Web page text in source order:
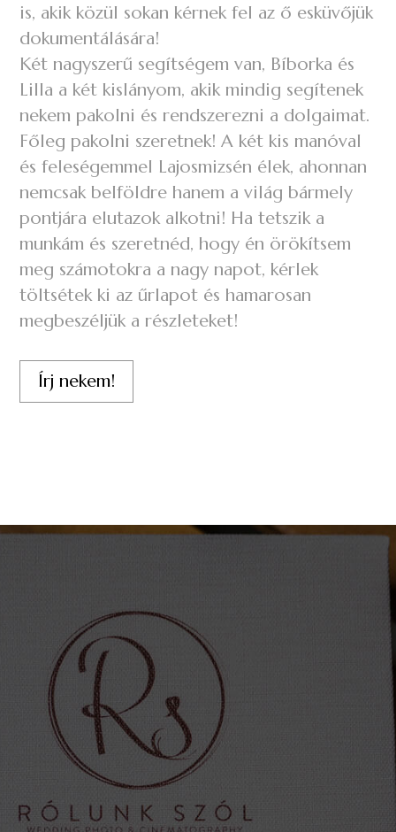
is, akik közül sokan kérnek fel az ő esküvőjük
dokumentálására!
Két nagyszerű segítségem van, Bíborka és
Lilla a két kislányom, akik mindig segítenek
nekem pakolni és rendszerezni a dolgaimat.
Főleg pakolni szeretnek! A két kis manóval
és feleségemmel Lajosmizsén élek, ahonnan
nemcsak belföldre hanem a világ bármely
pontjára elutazok alkotni! Ha tetszik a
munkám és szeretnéd, hogy én örökítsem
meg számotokra a nagy napot, kérlek
töltsétek ki az űrlapot és hamarosan
megbeszéljük a részleteket!
Írj nekem!
"Az interneten találtam Tibi
munkáit és egyből
megtetszettek a videói.
Nagyon örülök, hogy az